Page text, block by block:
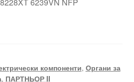
6239VN NFP
компоненти, Органи за
, ПАРТНЬОР II